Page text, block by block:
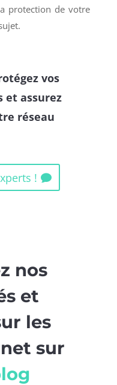
protection de votre
vos
et assurez
réseau
!
nos
et
les
sur